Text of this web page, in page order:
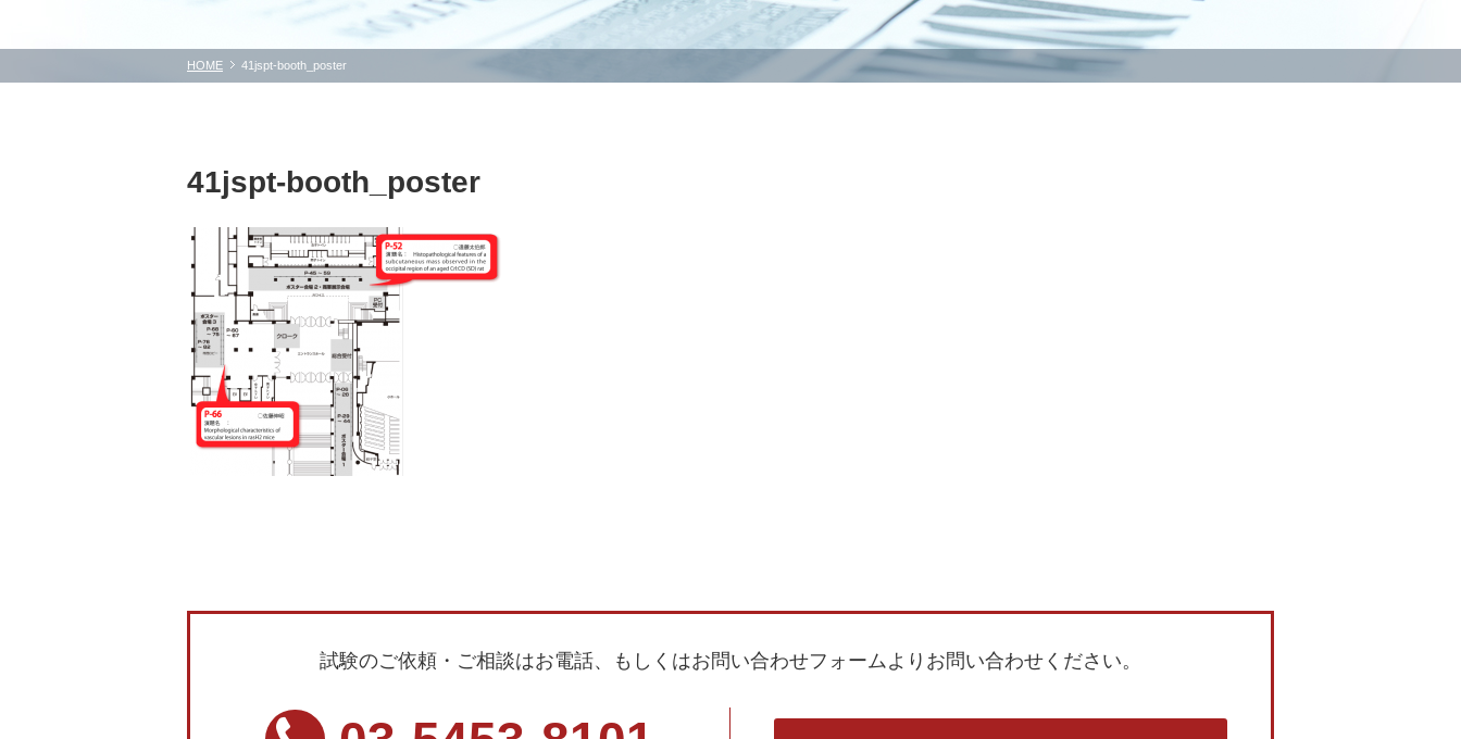
HOME 41jspt-booth_poster
41jspt-booth_poster
試験のご依頼・ご相談はお電話、もしくはお問い合わせフォームよりお問い合わせください。